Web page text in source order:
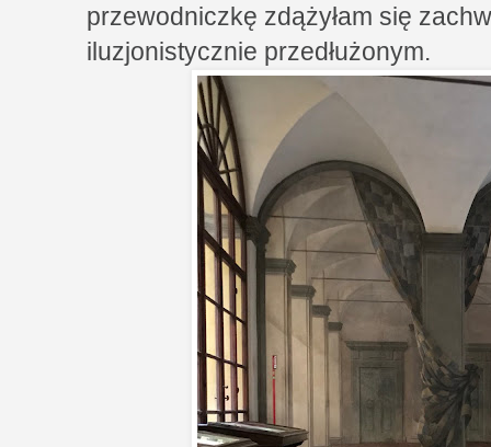
przewodniczkę zdążyłam się
iluzjonistycznie przedłużonym.